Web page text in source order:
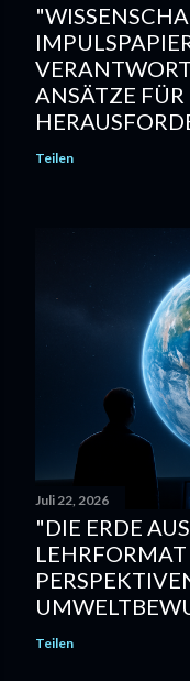
ANSÄTZE
Teilen
Juli 22, 2026
"DIE ERDE
Teilen